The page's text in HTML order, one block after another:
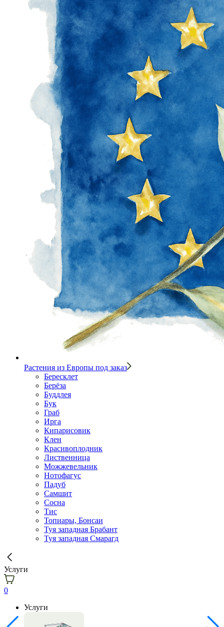
Растения из Европы под заказ
Бересклет
Берёза
Буддлея
Бук
Граб
Ирга
Кипарисовик
Клен
Красивоплодник
Лиственница
Можжевельник
Нотофагус
Падуб
Самшит
Сосна
Тис
Топиары, Бонсаи
Туя западная Брабант
Туя западная Смарагд
Услуги
0
Услуги